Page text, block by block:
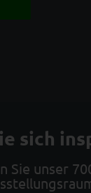
sich
Sie unser